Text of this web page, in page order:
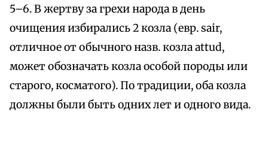
5–6. В жертву за грехи народа в день
очищения избирались 2 козла (евр. sair,
отличное от обычного назв. козла attud,
может обозначать козла особой породы или
старого, косматого). По традиции, оба козла
должны были быть одних лет и одного вида.